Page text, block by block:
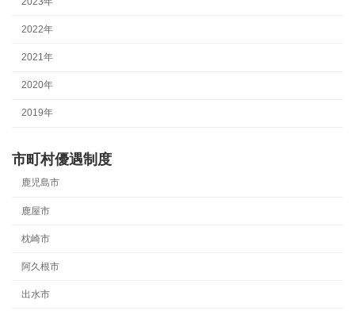
2022年
2021年
2020年
2019年
市町村優遇制度
鹿児島市
鹿屋市
枕崎市
阿久根市
出水市